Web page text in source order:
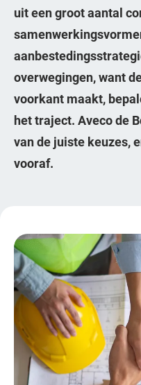
uit een groot aantal
overwegingen, want
voorkant maakt,
het traject. Aveco de
van de juiste keuzes,
vooraf.